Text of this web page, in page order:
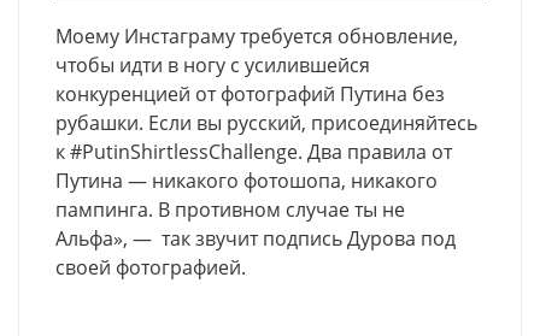
Моему Инстаграму требуется обновление,
чтобы идти в ногу с усилившейся
конкуренцией от фотографий Путина без
рубашки. Если вы русский, присоединяйтесь
к #PutinShirtlessChallenge. Два правила от
Путина — никакого фотошопа, никакого
пампинга. В противном случае ты не
Альфа», — так звучит подпись Дурова под
своей фотографией.